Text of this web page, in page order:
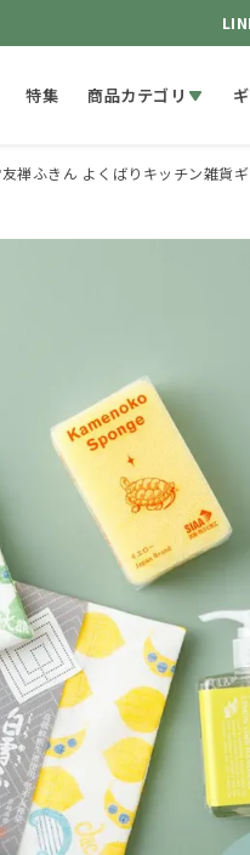
特集 商品カテゴリ
禅ふきん よくばりキッチン雑貨